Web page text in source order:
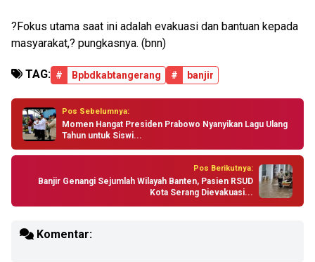
?Fokus utama saat ini adalah evakuasi dan bantuan kepada
masyarakat,? pungkasnya. (bnn)
TAG: # Bpbdkabtangerang # banjir
Pos Sebelumnya:
Momen Hangat Presiden Prabowo Nyanyikan Lagu Ulang
Tahun untuk Siswi...
Pos Berikutnya:
Banjir Genangi Sejumlah Wilayah Banten, Pasien RSUD
Kota Serang Dievakuasi...
Komentar: